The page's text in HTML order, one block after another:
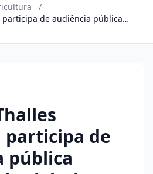
/
participa de audiência pública
participa de
pública